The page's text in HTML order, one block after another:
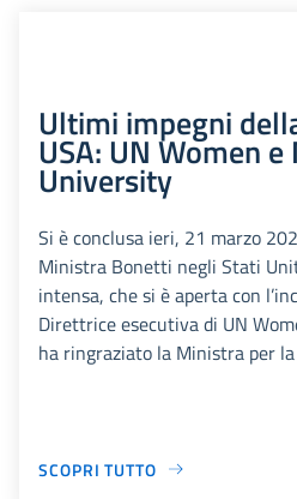
Ultimi impegni
USA: UN Women e
University
Si è conclusa ieri, 21 marzo
Ministra Bonetti negli Stati
intensa, che si è aperta con
Direttrice esecutiva di UN
ha ringraziato la Ministra per
SCOPRI TUTTO